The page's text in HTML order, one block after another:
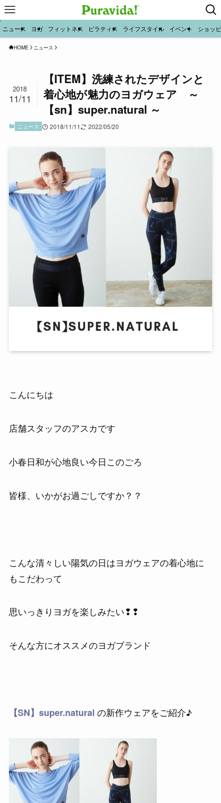
ニュース ヨガ フィットネス ピラティス ライフスタイル イベント ショッ
HOME ニュース
【ITEM】洗練されたデザインと
着心地が魅力のヨガウェア ～
【sn】super.natural ～
2018
11/11
ニュース 2018/11/11 2022/05/20
こんにちは
店舗スタッフのアスカです
小春日和が心地良い今日このごろ
皆様、いかがお過ごしですか？？
こんな清々しい陽気の日はヨガウェアの着心地に
もこだわって
思いっきりヨガを楽しみたい❢❢
そんな方にオススメのヨガブランド
【SN】super.natural の新作ウェアをご紹介♪